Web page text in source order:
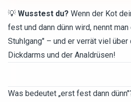
💡 Wusstest du? Wenn der Kot
fest und dann dünn wird, nennt
Stuhlgang" – und er verrät viel
Dickdarms und der Analdrüsen!
Was bedeutet „erst fest dann